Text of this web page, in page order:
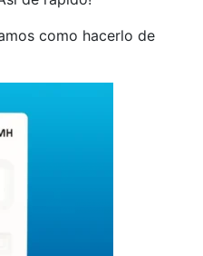
como hacerlo de